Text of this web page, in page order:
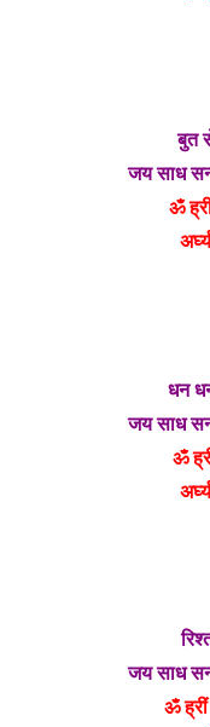
बुत
जय साध
ॐ
धन
जय साध
ॐ
जय साध
ॐ ह्रीं